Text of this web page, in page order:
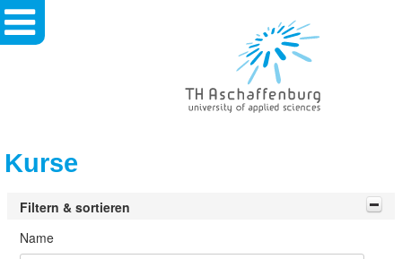
Aschaffenburg
Of
Applied
Kurse
Filtern & sortieren
Name